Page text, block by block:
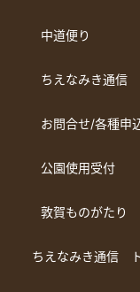
中道便り
ちえなみき通信
お問合せ/各種申
公園使用受付
敦賀ものがたり
ちえなみき通信